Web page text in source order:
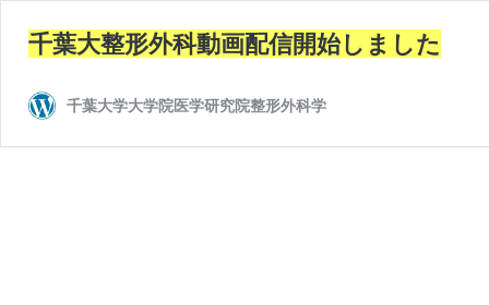
千葉大整形外科動画配信開始しました
千葉大学大学院医学研究院整形外科学